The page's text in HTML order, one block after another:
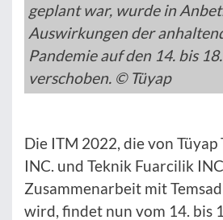
geplant war, wurde in
Auswirkungen der
Pandemie auf den 14. bis
verschoben. © Tüyap
Die ITM 2022, die von Tüyap
INC. und Teknik Fuarcilik
Zusammenarbeit mit
wird, findet nun vom 14. bis